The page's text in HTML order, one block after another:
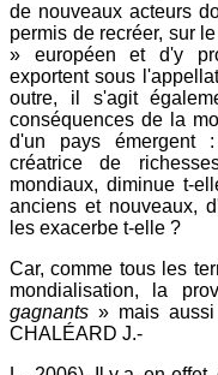
de nouveaux acteurs
permis de recréer, sur
» européen et d'y
exportent sous
outre, il s'agit
conséquences de la
d'un pays émergent
créatrice de
mondiaux, diminue t-
anciens et nouveaux,
les exacerbe t-elle ?
Car, comme tous les
mondialisation, la
gagnants » mais
CHALÉARD J.-